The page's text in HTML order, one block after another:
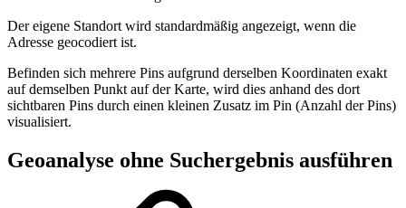
Der eigene Standort wird standardmäßig angezeigt, wenn die
Adresse geocodiert ist.
Befinden sich mehrere Pins aufgrund derselben Koordinaten exakt
auf demselben Punkt auf der Karte, wird dies anhand des dort
sichtbaren Pins durch einen kleinen Zusatz im Pin (Anzahl der Pins)
visualisiert.
Geoanalyse ohne Suchergebnis ausführen